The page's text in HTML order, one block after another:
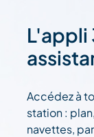
L'appli
Accédez à
station :
navettes,